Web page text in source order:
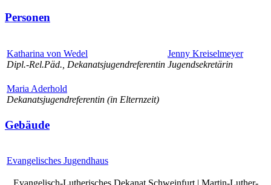
Personen
Katharina von Wedel
Dipl.-Rel.Päd., Dekanatsjugendreferentin
Jenny Kreiselmeyer
Jugendsekretärin
Maria Aderhold
Dekanatsjugendreferentin (in Elternzeit)
Gebäude
Evangelisches Jugendhaus